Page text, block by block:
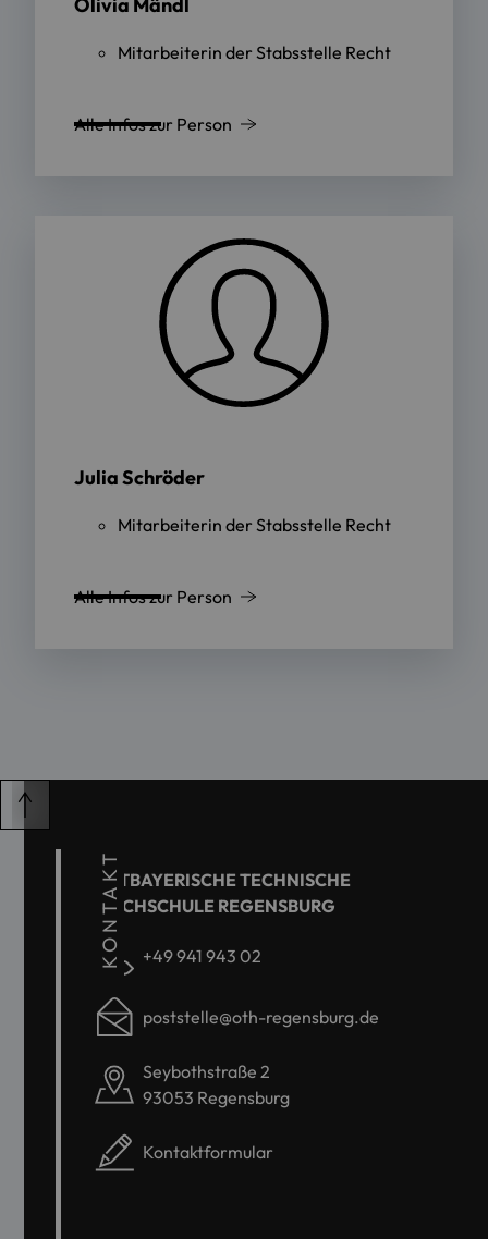
Olivia Mändl
Mitarbeiterin der Stabsstelle Recht
Alle Infos zur Person
Julia Schröder
Mitarbeiterin der Stabsstelle Recht
Alle Infos zur Person
KONTAKT
OSTBAYERISCHE TECHNISCHE
HOCHSCHULE REGENSBURG
+49 941 943 02
poststelle@oth-regensburg.de
Seybothstraße 2
93053 Regensburg
Kontaktformular